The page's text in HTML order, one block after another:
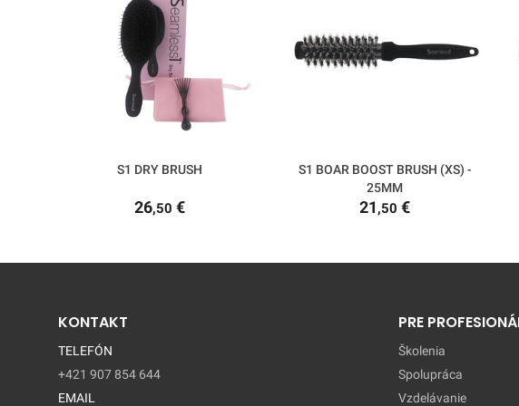
S1 DRY BRUSH
26,50 €
S1 BOAR BOOST BRUSH (XS) -
25MM
21 ,50 €
KONTAKT
TELEFÓN
+421 907 854 644
EMAIL
PRE
Školenia
Spolupráca
Vzdelávanie